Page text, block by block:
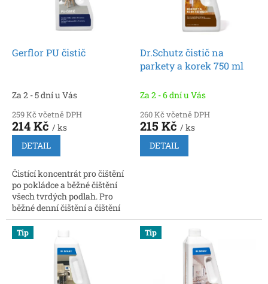
dGerflor PU čistič
Za 2 - 5 dní u Vás
259 Kč včetně DPH
214 Kč / ks
DETAIL
Čistící koncentrát pro čištění
po pokládce a běžné čištění
všech tvrdých podlah. Pro
běžné denní čištění a čištění
po ukončení pokládky u
všech tvrdých podlah.
Dr.Schutz čistič na
parkety a korek 750 ml
Za 2 - 6 dní u Vás
260 Kč včetně DPH
215 Kč / ks
DETAIL
Tip Tip